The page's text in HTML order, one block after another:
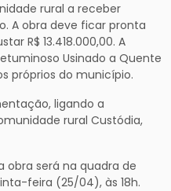
rural a receber
A obra deve ficar pronta
R$ 13.418.000,00. A
Usinado a Quente
próprios do município.
ligando a
rural Custódia,
obra será na quadra de
feira (25/04), às 18h.